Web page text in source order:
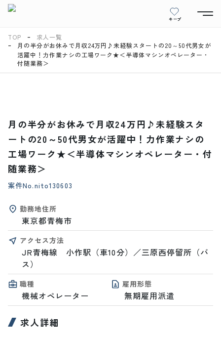
キープ
TOP
求人一覧
月の半分がお休みで月収24万円♪未経験スタートの20～50代男女が
活躍中！力作業ナシの工場ワーク★＜半導体マシンオペレーター・
付随業務＞
月の半分がお休みで月収24万円♪未経験スタ
ートの20～50代男女が活躍中！力作業ナシの
工場ワーク★＜半導体マシンオペレーター・付
随業務＞
案件No.nito130603
勤務地住所
東京都青梅市
アクセス方法
JR青梅線　小作駅（車10分）／三原西停留所（バ
ス）
職種
機械オペレーター
雇用形態
無期雇用派遣
求人詳細